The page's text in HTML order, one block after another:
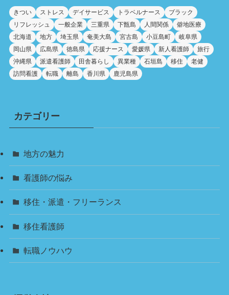
きつい ストレス デイサービス トラベルナース
ブラック
リフレッシュ
一般企業 三重県 下甑島 人間関係
僻地医療
北海道
地方 埼玉県 奄美大島 宮古島 小豆島町
岐阜県
岡山県
広島県 徳島県 応援ナース 愛媛県 新人看護師
旅行
沖縄県
派遣看護師 田舎暮らし 異業種 石垣島 移住
老健
訪問看護
転職 離島 香川県 鹿児島県
カテゴリー
地方の魅力
看護師の悩み
移住・派遣・フリーランス
移住看護師
転職ノウハウ